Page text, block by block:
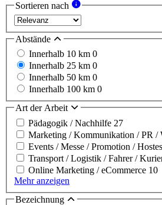
Sortieren nach
Abstände
Innerhalb 10 km 0
Innerhalb 25 km 0
Innerhalb 50 km 0
Innerhalb 100 km 0
Art der Arbeit
Pädagogik / Nachhilfe 27
Marketing / Kommunikation / PR /
Events / Messe / Promotion /
Transport / Logistik / Fahrer /
Online Marketing / eCommerce 10
Mehr anzeigen
Bezeichnung